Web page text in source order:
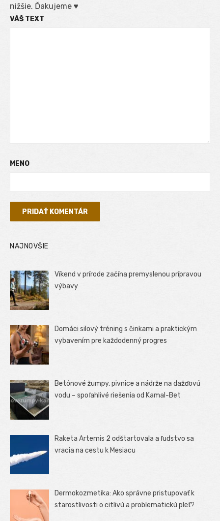
nižšie. Ďakujeme ♥
VÁŠ TEXT
MENO
NAJNOVŠIE
Víkend v prírode začína premyslenou prípravou
výbavy
Domáci silový tréning s činkami a praktickým
vybavením pre každodenný progres
Betónové žumpy, pivnice a nádrže na dažďovú
vodu – spoľahlivé riešenia od Kamal-Bet
Raketa Artemis 2 odštartovala a ľudstvo sa
vracia na cestu k Mesiacu
Dermokozmetika: Ako správne pristupovať k
starostlivosti o citlivú a problematickú pleť?